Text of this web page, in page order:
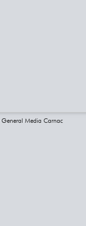
General Media Carnac